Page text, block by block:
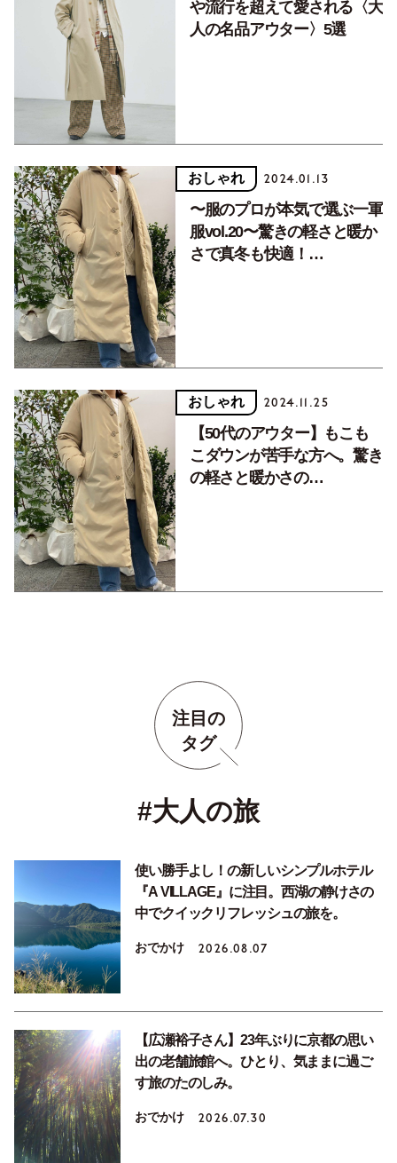
や流行を超えて愛される〈大
人の名品アウター〉5選
おしゃれ 2024.01.13
〜服のプロが本気で選ぶ一軍
服vol.20〜驚きの軽さと暖か
さで真冬も快適！
おしゃれ 2024.11.25
【50代のアウター】もこも
こダウンが苦手な方へ。驚き
の軽さと暖かさの
注目の
タグ
#大人の旅
使い勝手よし！の新しいシンプルホテル
『A VILLAGE』に注目。西湖の静けさの
中でクイックリフレッシュの旅を。
おでかけ 2026.08.07
【広瀬裕子さん】23年ぶりに京都の思い
出の老舗旅館へ。ひとり、気ままに過ご
す旅のたのしみ。
おでかけ 2026.07.30